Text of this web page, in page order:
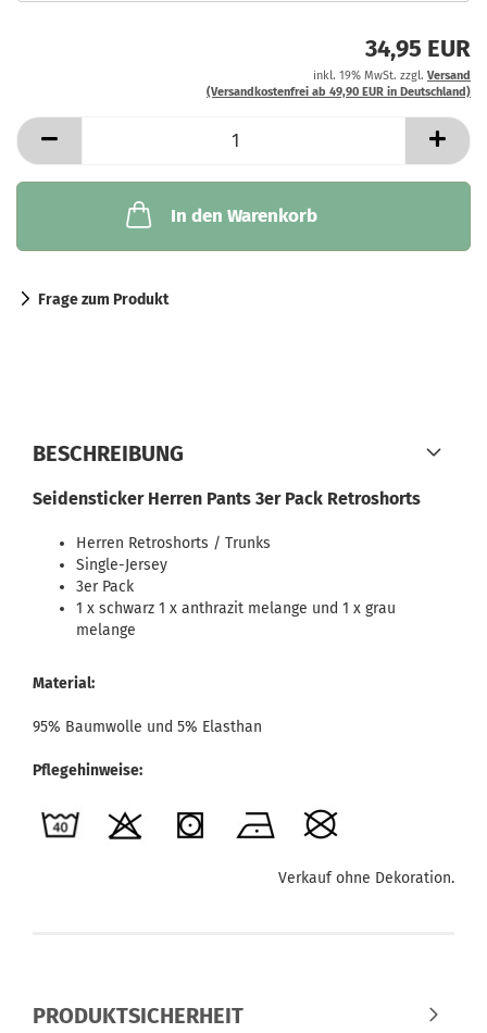
34,95 EUR
inkl. 19% MwSt. zzgl. Versand
(Versandkostenfrei ab 49,90 EUR in Deutschland)
In den Warenkorb
Frage zum Produkt
BESCHREIBUNG
Seidensticker Herren Pants 3er Pack Retroshorts
Herren Retroshorts / Trunks
Single-Jersey
3er Pack
1 x schwarz 1 x anthrazit melange und 1 x grau
melange
Material:
95% Baumwolle und 5% Elasthan
Pflegehinweise:
Verkauf ohne Dekoration.
PRODUKTSICHERHEIT